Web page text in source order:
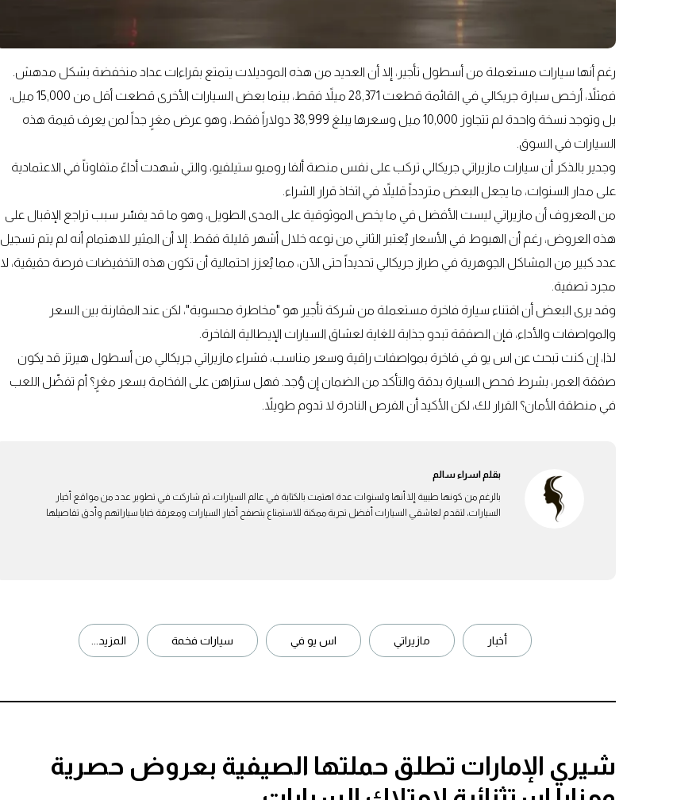
رغم أنها سيارات مستعملة من أسطول تأجير، إلا أن العديد من هذه الموديلات يتمتع بقراءات عداد منخفضة بشكل مدهش.
فمثلاً، أرخص سيارة جريكالي في القائمة قطعت 28,371 ميلاً فقط، بينما بعض السيارات الأخرى قطعت أقل من 15,000 ميل،
بل وتوجد نسخة واحدة لم تتجاوز 10,000 ميل وسعرها يبلغ 38,999 دولاراً فقط، وهو عرض مغرٍ جداً لمن يعرف قيمة هذه
السيارات في السوق.
وجدير بالذكر أن سيارات مازيراتي جريكالي تركب على نفس منصة ألفا روميو ستيلفيو، والتي شهدت أداءً متفاوتاً في الاعتمادية
على مدار السنوات، ما يجعل البعض متردداً قليلاً في اتخاذ قرار الشراء.
من المعروف أن مازيراتي ليست الأفضل في ما يخص الموثوقية على المدى الطويل، وهو ما قد يفسّر سبب تراجع الإقبال على
هذه العروض، رغم أن الهبوط في الأسعار يُعتبر الثاني من نوعه خلال أشهر قليلة فقط. إلا أن المثير للاهتمام أنه لم يتم تسجيل
عدد كبير من المشاكل الجوهرية في طراز جريكالي تحديداً حتى الآن، مما يُعزز احتمالية أن تكون هذه التخفيضات فرصة حقيقية، لا
مجرد تصفية.
وقد يرى البعض أن اقتناء سيارة فاخرة مستعملة من شركة تأجير هو "مخاطرة محسوبة"، لكن عند المقارنة بين السعر
والمواصفات والأداء، فإن الصفقة تبدو جذابة للغاية لعشاق السيارات الإيطالية الفاخرة.
لذا، إن كنت تبحث عن اس يو في فاخرة بمواصفات راقية وسعر مناسب، فشراء مازيراتي جريكالي من أسطول هيرتز قد يكون
صفقة العمر، بشرط فحص السيارة بدقة والتأكد من الضمان إن وُجد. فهل ستراهن على الفخامة بسعر مغرٍ؟ أم تفضّل اللعب
في منطقة الأمان؟ القرار لك، لكن الأكيد أن الفرص النادرة لا تدوم طويلاً.
بقلماسراء سالم
بالرغم من كونها طبيبة إلا أنها ولسنوات عدة اهتمت بالكتابة في عالم السيارات، ثم شاركت في تطوير عدد من مواقع أخبار
السيارات، لتقدم لعاشقي السيارات أفضل تجربة ممكنة للاستمتاع بتصفح أخبار السيارات ومعرفة خبايا سياراتهم وأدق تفاصيلها
أخبار مازيراتي اس يو في سيارات فخمة المزيد...
شيري الإمارات تطلق حملتها الصيفية بعروض حصرية